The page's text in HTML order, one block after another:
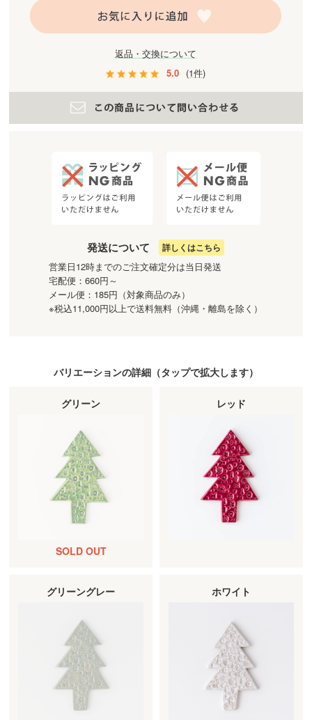
返品・交換について
5.0 (1件)
発送について 詳しくはこちら
営業日12時までのご注文確定分は当日発送
宅配便：660円～
メール便：185円（対象商品のみ）
※税込11,000円以上で送料無料（沖縄・離島を除く）
バリエーションの詳細（タップで拡大します）
グリーン レッド
グリーングレー ホワイト